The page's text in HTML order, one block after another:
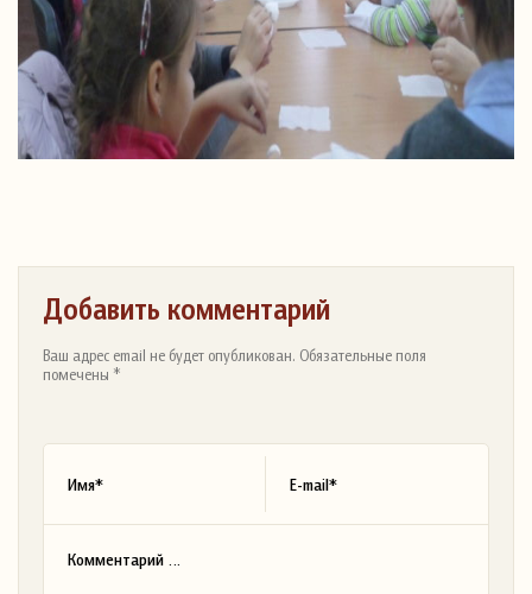
Добавить комментарий
Ваш адрес email не будет опубликован. Обязательные поля
помечены *